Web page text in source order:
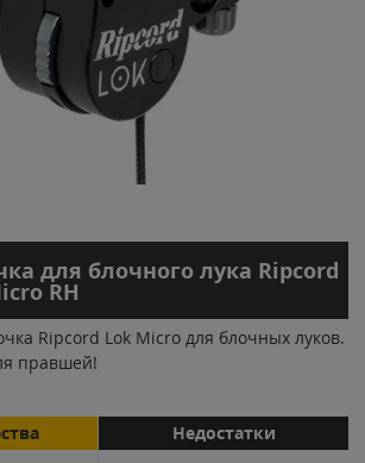
для блочного лука Ripcord
RH
Ripcord Lok Micro для блочных луков.
правшей!
Недостатки